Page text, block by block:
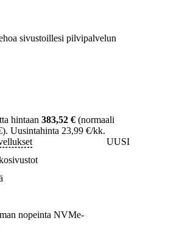
sivustoillesi pilvipalvelun
hintaan 383,52 € (normaali
Uusintahinta 23,99 €/kk.
UUSI
nopeinta NVMe-